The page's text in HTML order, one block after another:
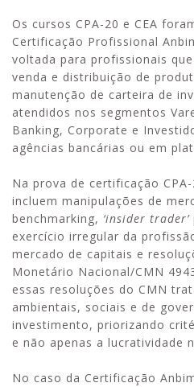
Os cursos CPA-20 e CEA
Certificação Profissional
voltada para profissionais
venda e distribuição de
manutenção de carteira de
atendidos nos segmentos
Banking, Corporate e
agências bancárias ou em
Na prova de certificação
incluem manipulações de
benchmarking, ‘insider trader’
exercício irregular da
mercado de capitais e
Monetário Nacional/CMN
essas resoluções do CMN
ambientais, sociais e de
investimento, priorizando
e não apenas a lucratividade
No caso da Certificação